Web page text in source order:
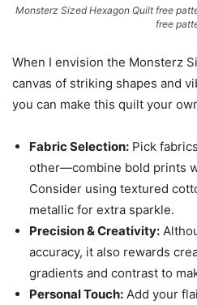
Monsterz Sized Hexagon Quilt free
free
When I envision the Monsterz
canvas of striking shapes and
you can make this quilt your
Fabric Selection: Pick
other—combine bold prints
Consider using textured
metallic for extra sparkle.
Precision & Creativity:
accuracy, it also rewards
gradients and contrast to
Personal Touch: Add your